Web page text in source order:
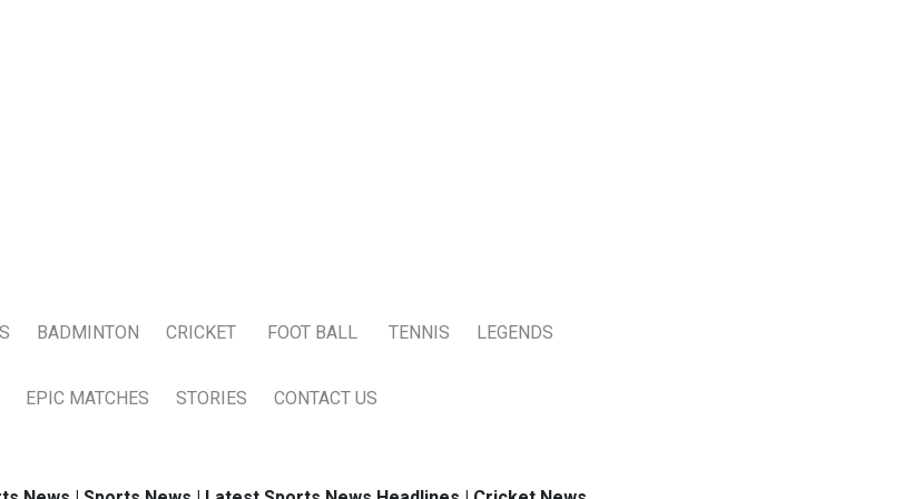
BADMINTON CRICKET FOOT BALL TENNIS LEGENDS
EPIC MATCHES STORIES CONTACT US